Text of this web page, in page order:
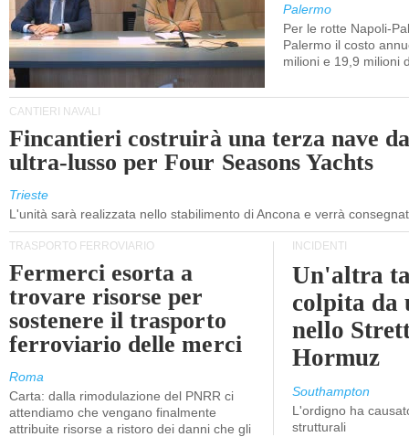
Palermo
Per le rotte Napoli-
Palermo il costo
milioni e 19,9 milioni
CANTIERI NAVALI
Fincantieri costruirà una terza nave
ultra-lusso per Four Seasons Yachts
Trieste
L'unità sarà realizzata nello stabilimento di Ancona e verrà
TRASPORTO FERROVIARIO
Fermerci esorta a
trovare risorse per
sostenere il trasporto
ferroviario delle merci
Roma
Carta: dalla rimodulazione del PNRR ci
attendiamo che vengano finalmente
attribuite risorse a ristoro dei danni che gli
INCIDENTI
Un'altra
colpita da
nello
Hormuz
Southampton
L'ordigno ha
strutturali